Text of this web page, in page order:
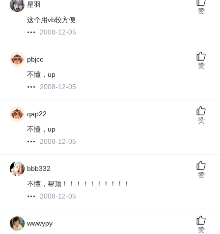
星羽
这个用vb较方便
2008-12-05
赞
pbjcc
不懂，up
2008-12-05
赞
qap22
不懂，up
2008-12-05
赞
bbb332
不懂，帮顶！！！！！！！！！！
2008-12-05
赞
wwwypy
赞